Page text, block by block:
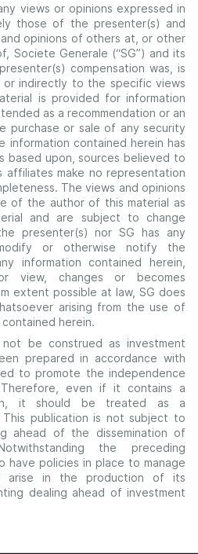
views or opinions expressed in
those of the presenter(s) and
opinions of others at, or other
Societe Generale (“SG”) and its
compensation was, is
indirectly to the specific views
is provided for information
as a recommendation or an
purchase or sale of any security
information contained herein has
based upon, sources believed to
affiliates make no representation
The views and opinions
of the author of this material as
and are subject to change
presenter(s) nor SG has any
or otherwise notify the
information contained herein,
view, changes or becomes
extent possible at law, SG does
arising from the use of
herein.
be construed as investment
prepared in accordance with
to promote the independence
even if it contains a
it should be treated as a
This publication is not subject to
ahead of the dissemination of
the preceding
have policies in place to manage
arise in the production of its
dealing ahead of investment